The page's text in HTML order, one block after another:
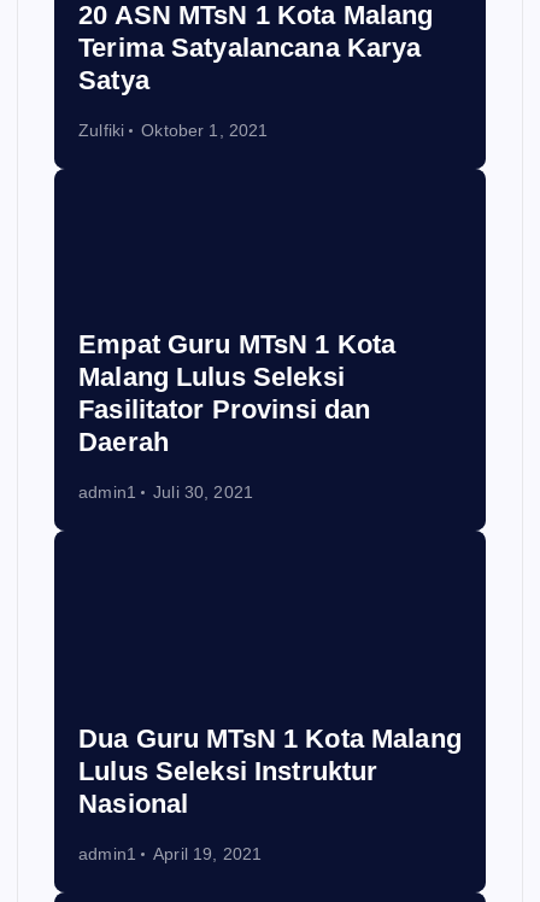
20 ASN MTsN 1 Kota Malang
Terima Satyalancana Karya
Satya
Zulfiki Oktober 1, 2021
Empat Guru MTsN 1 Kota
Malang Lulus Seleksi
Fasilitator Provinsi dan
Daerah
admin1 Juli 30, 2021
Dua Guru MTsN 1 Kota Malang
Lulus Seleksi Instruktur
Nasional
admin1 April 19, 2021